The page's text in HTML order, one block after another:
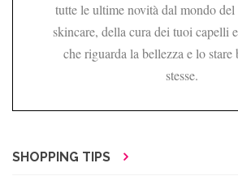
tutte le ultime novità dal mondo
skincare, della cura dei tuoi capelli
che riguarda la bellezza e lo stare
stesse.
SHOPPING TIPS